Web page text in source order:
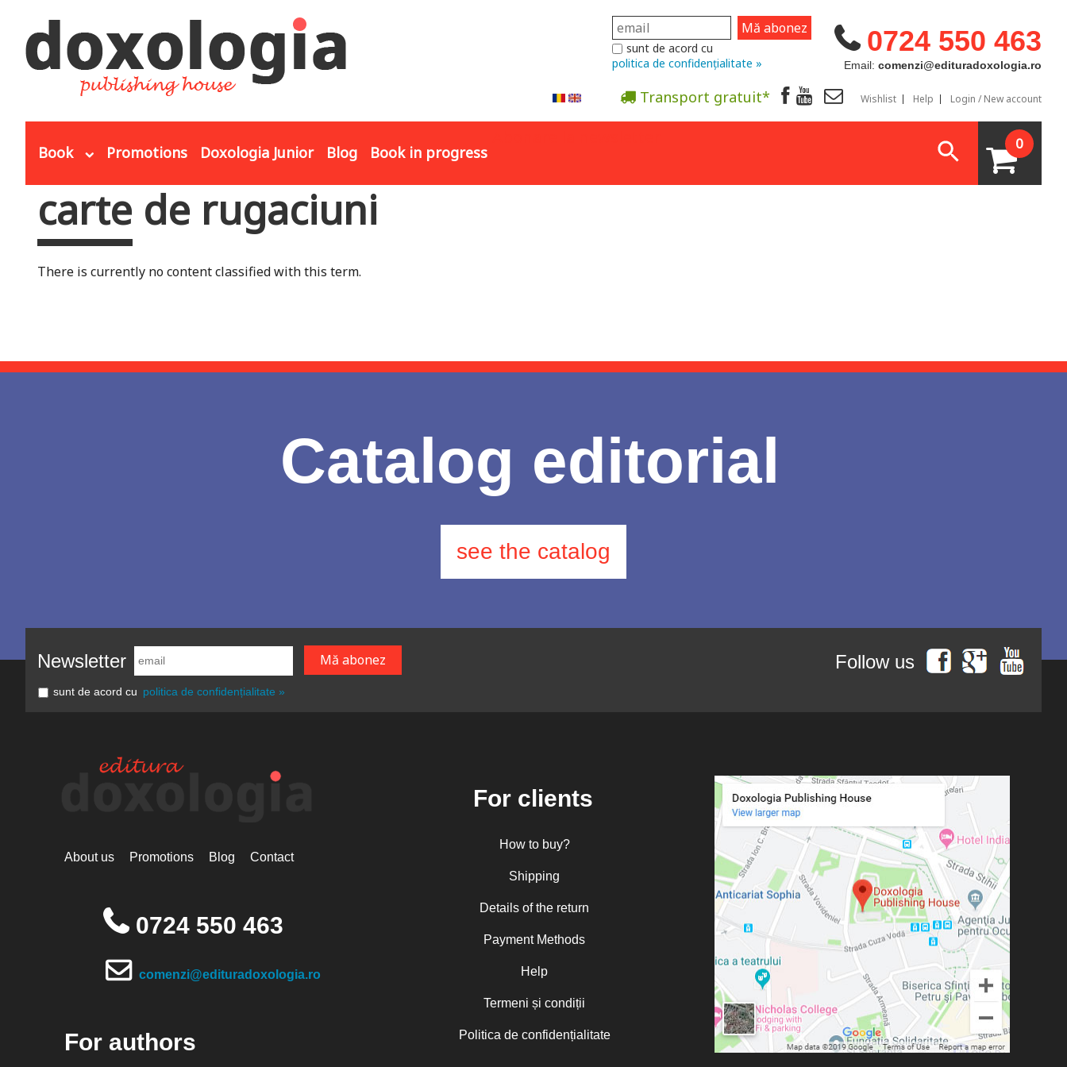
0724 550 463
Email: comenzi@edituradoxologia.ro
sunt de acord cu
politica de confidențialitate »
Transport gratuit* Wishlist Help Login / New account
Book Promotions Doxologia Junior Blog Book in progress 0
You are here
carte de rugaciuni
There is currently no content classified with this term.
Catalog editorial
see the catalog
Newsletter
sunt de acord cu politica de confidențialitate »
Follow us
About us Promotions Blog Contact
0724 550 463
comenzi@edituradoxologia.ro
For authors
For clients
How to buy?
Shipping
Details of the return
Payment Methods
Help
Termeni și condiții
Politica de confidențialitate